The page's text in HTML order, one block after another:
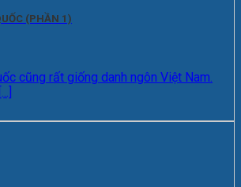
(PHẦN 1)
cũng rất giống danh ngôn Việt Nam.